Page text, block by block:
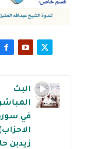
البث
في
زيدبن